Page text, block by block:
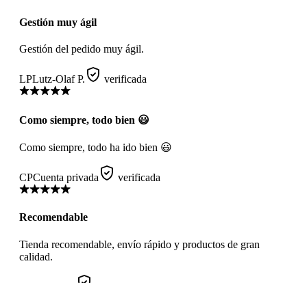
Gestión muy ágil
Gestión del pedido muy ágil.
LPLutz-Olaf P. verificada
Como siempre, todo bien 😃
Como siempre, todo ha ido bien 😃
CPCuenta privada verificada
Recomendable
Tienda recomendable, envío rápido y productos de gran
calidad.